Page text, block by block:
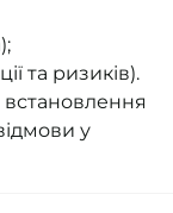
та ризиків).
у